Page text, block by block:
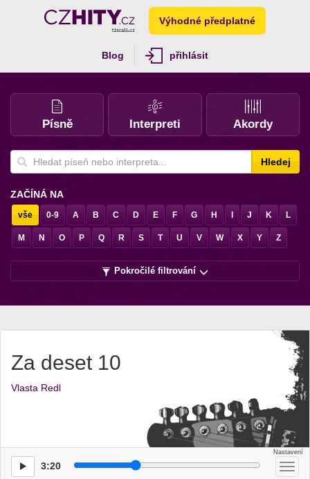
Výhodné předplatné
Blog přihlásit
Písně Interpreti Akordy
Hledej
ZAČÍNÁ NA
vše 0-9 A B C D E F G H J K L
M N O P Q R S T U V W X Y Z
Pokročilé filtrování
Za deset 10
Vlasta Redl
3:20